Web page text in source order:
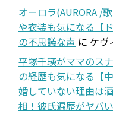
オーロラ(AURORA /
や衣装も気になる【
の不思議な声 に ケヴ
平塚千瑛がママのス
の経歴も気になる【
婚していない理由は
相！彼氏遍歴がヤバ